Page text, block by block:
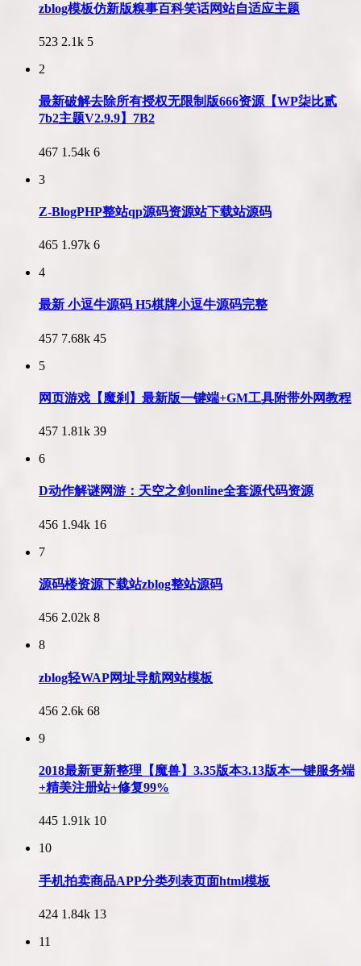
zblog模板仿新版糗事百科笑话网站自适应主题
523 2.1k 5
2
最新破解去除所有授权无限制版666资源【WP柒比贰
7b2主题V2.9.9】7B2
467 1.54k 6
3
Z-BlogPHP整站qp源码资源站下载站源码
465 1.97k 6
4
最新 小逗牛源码 H5棋牌小逗牛源码完整
457 7.68k 45
5
网页游戏【魔刹】最新版一键端+GM工具附带外网教程
457 1.81k 39
6
D动作解谜网游：天空之剑online全套源代码资源
456 1.94k 16
7
源码楼资源下载站zblog整站源码
456 2.02k 8
8
zblog轻WAP网址导航网站模板
456 2.6k 68
9
2018最新更新整理【魔兽】3.35版本3.13版本一键服务端
+精美注册站+修复99%
445 1.91k 10
10
手机拍卖商品APP分类列表页面html模板
424 1.84k 13
11